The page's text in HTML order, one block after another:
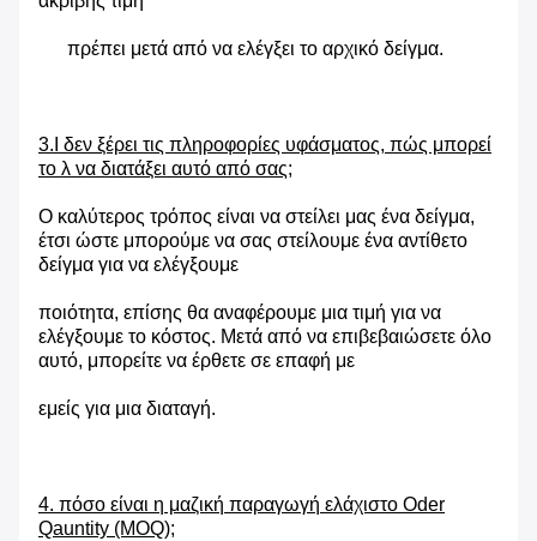
πρέπει μετά από να ελέγξει το αρχικό δείγμα.
3.I δεν ξέρει τις πληροφορίες υφάσματος, πώς μπορεί
το λ να διατάξει αυτό από σας;
Ο καλύτερος τρόπος είναι να στείλει μας ένα δείγμα,
έτσι ώστε μπορούμε να σας στείλουμε ένα αντίθετο
δείγμα για να ελέγξουμε
ποιότητα, επίσης θα αναφέρουμε μια τιμή για να
ελέγξουμε το κόστος. Μετά από να επιβεβαιώσετε όλο
αυτό, μπορείτε να έρθετε σε επαφή με
εμείς για μια διαταγή.
4. πόσο είναι η μαζική παραγωγή ελάχιστο Oder
Qauntity (MOQ);